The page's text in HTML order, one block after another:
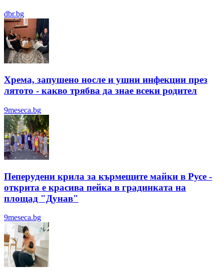
dbr.bg
Хрема, запушено носле и ушни инфекции през
лятотo - какво трябва да знае всеки родител
9meseca.bg
Пеперудени крила за кърмещите майки в Русе -
открита е красива пейка в градинката на
площад "Дунав"
9meseca.bg